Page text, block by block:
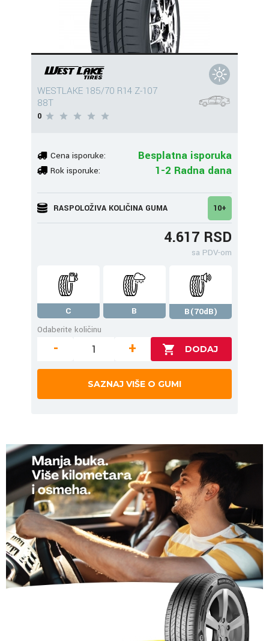
WESTLAKE 185/70 R14 Z-107
88T
0
Cena isporuke: Besplatna isporuka
Rok isporuke: 1-2 Radna dana
RASPOLOŽIVA KOLIČINA GUMA 10+
4.617 RSD
sa PDV-om
C B
B(70dB)
Odaberite količinu
- +
SAZNAJ VIŠE O GUMI